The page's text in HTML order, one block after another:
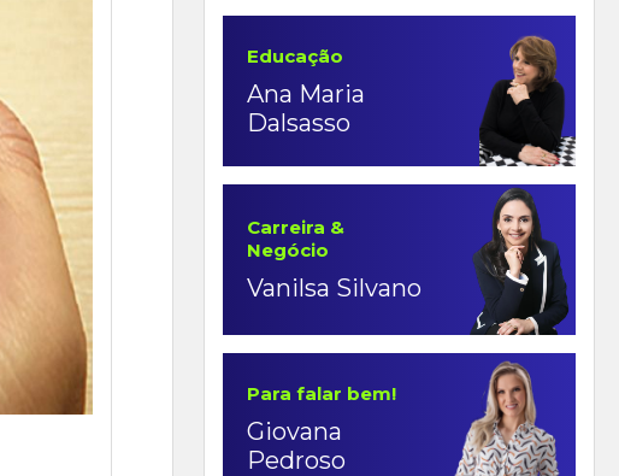
Educação
Ana Maria
Dalsasso
Carreira &
Negócio
Vanilsa Silvano
Para falar bem!
Giovana
Pedroso